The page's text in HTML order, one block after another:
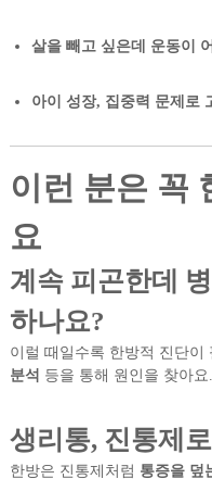
살을 빼고 싶은데 운동이
아이 성장, 집중력 문제로
이런 분은 꼭
요
계속 피곤한데
하나요?
이럴 때일수록 한방적 진단이
분석 등을 통해 원인을 찾아요.
생리통, 진통제
한방은 진통제처럼 통증을 덮